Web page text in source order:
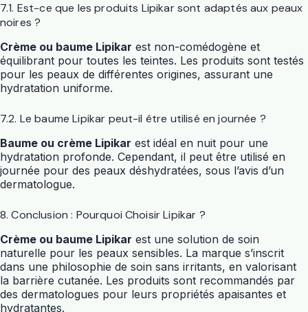
7.1. Est-ce que les produits Lipikar sont adaptés aux peaux
noires ?
Crème ou baume Lipikar est non-comédogène et
équilibrant pour toutes les teintes. Les produits sont testés
pour les peaux de différentes origines, assurant une
hydratation uniforme.
7.2. Le baume Lipikar peut-il être utilisé en journée ?
Baume ou crème Lipikar est idéal en nuit pour une
hydratation profonde. Cependant, il peut être utilisé en
journée pour des peaux déshydratées, sous l’avis d’un
dermatologue.
8. Conclusion : Pourquoi Choisir Lipikar ?
Crème ou baume Lipikar est une solution de soin
naturelle pour les peaux sensibles. La marque s’inscrit
dans une philosophie de soin sans irritants, en valorisant
la barrière cutanée. Les produits sont recommandés par
des dermatologues pour leurs propriétés apaisantes et
hydratantes.